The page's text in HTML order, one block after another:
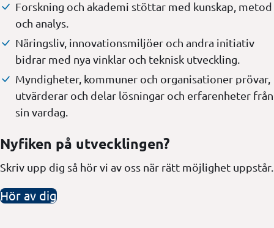
Forskning och akademi stöttar med kunskap, metod
och analys.
Näringsliv, innovationsmiljöer och andra initiativ
bidrar med nya vinklar och teknisk utveckling.
Myndigheter, kommuner och organisationer prövar,
utvärderar och delar lösningar och erfarenheter från
sin vardag.
Nyfiken på utvecklingen?
Skriv upp dig så hör vi av oss när rätt möjlighet uppstår.
Hör av dig